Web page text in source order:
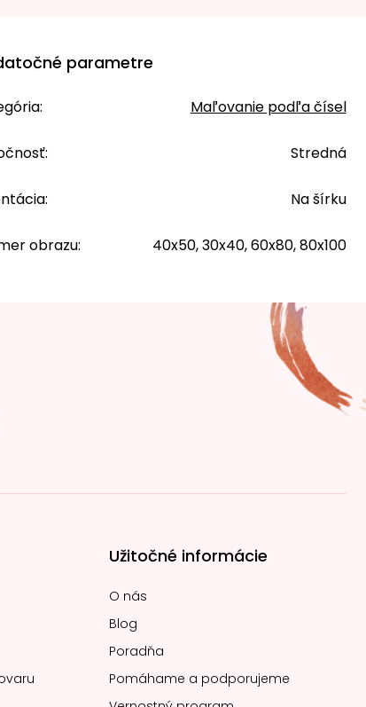
parametre
: Maľovanie podľa čísel
: Stredná
: Na šírku
obrazu: 40x50, 30x40, 60x80, 80x100
Užitočné informácie
O nás
Blog
Poradňa
Pomáhame a podporujeme